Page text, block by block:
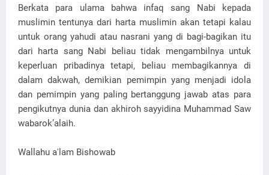
Berkata para ulama bahwa infaq sang Nabi kepada
muslimin tentunya dari harta muslimin akan tetapi kalau
untuk orang yahudi atau nasrani yang di bagi-bagikan itu
dari harta sang Nabi beliau tidak mengambilnya untuk
keperluan pribadinya tetapi, beliau membagikannya di
dalam dakwah, demikian pemimpin yang menjadi idola
dan pemimpin yang paling bertanggung jawab atas para
pengikutnya dunia dan akhiroh sayyidina Muhammad Saw
wabarok’alaih.
Wallahu a'lam Bishowab